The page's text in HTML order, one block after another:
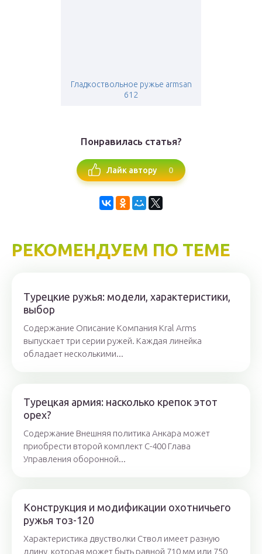
Гладкоствольное ружье armsan
612
Понравилась статья?
Лайк автору 0
РЕКОМЕНДУЕМ ПО ТЕМЕ
Турецкие ружья: модели, характеристики,
выбор
Содержание Описание Компания Kral Arms
выпускает три серии ружей. Каждая линейка
обладает несколькими...
Турецкая армия: насколько крепок этот
орех?
Содержание Внешняя политика Анкара может
приобрести второй комплект С-400 Глава
Управления оборонной...
Конструкция и модификации охотничьего
ружья тоз-120
Характеристика двустволки Ствол имеет разную
длину, которая может быть равной 710 мм или 750